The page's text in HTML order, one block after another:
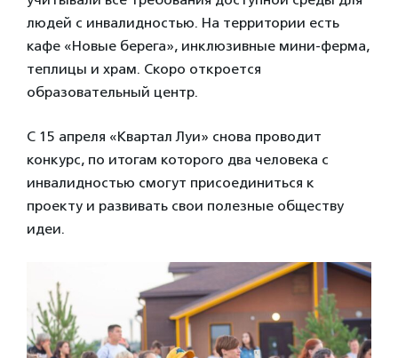
людей с инвалидностью. На территории есть
кафе «Новые берега», инклюзивные мини-ферма,
теплицы и храм. Скоро откроется
образовательный центр.
С 15 апреля «Квартал Луи» снова проводит
конкурс, по итогам которого два человека с
инвалидностью смогут присоединиться к
проекту и развивать свои полезные обществу
идеи.